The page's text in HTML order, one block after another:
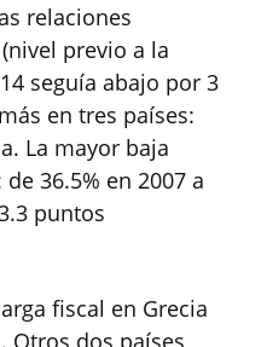
relaciones
previo a la
seguía abajo por 3
en tres países:
La mayor baja
36.5% en 2007 a
puntos
fiscal en Grecia
Otros dos países,